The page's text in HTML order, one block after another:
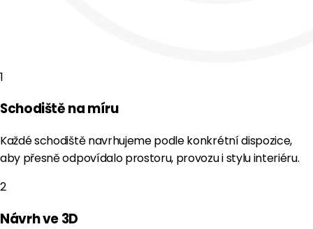
1
Schodiště na míru
Každé schodiště navrhujeme podle konkrétní dispozice,
aby přesně odpovídalo prostoru, provozu i stylu interiéru.
2
Návrh ve 3D